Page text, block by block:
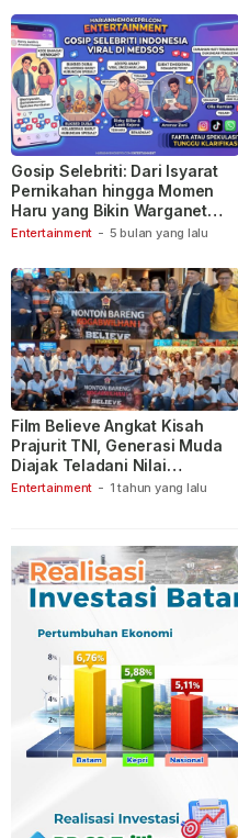
Entertainment - 5 bulan yang lalu
Gosip Selebriti: Dari Isyarat
Pernikahan hingga Momen
Haru yang Bikin Warganet
Berspekulasi
Entertainment - 1 tahun yang lalu
Film Believe Angkat Kisah
Prajurit TNI, Generasi Muda
Diajak Teladani Nilai
Keberanian